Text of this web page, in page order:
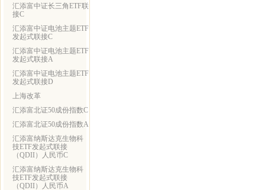
汇添富中证长三角ETF联
接C
汇添富中证电池主题ETF
发起式联接C
汇添富中证电池主题ETF
发起式联接A
汇添富中证电池主题ETF
发起式联接D
上海改革
汇添富北证50成份指数C
汇添富北证50成份指数A
汇添富纳斯达克生物科
技ETF发起式联接
（QDII）人民币C
汇添富纳斯达克生物科
技ETF发起式联接
（QDII）人民币A